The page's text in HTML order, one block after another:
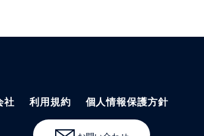
社 利用規約 個人情報保護方針